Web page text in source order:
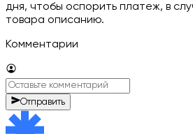
дня, чтобы оспорить платеж, в
товара описанию.
Комментарии
Отправить